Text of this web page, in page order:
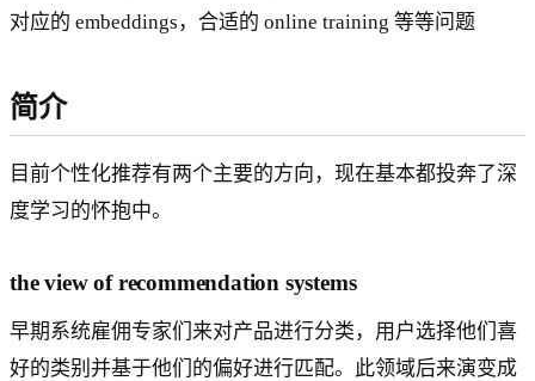
对应的 embeddings，合适的 online training 等等问题
简介
目前个性化推荐有两个主要的方向，现在基本都投奔了深
度学习的怀抱中。
the view of recommendation systems
早期系统雇佣专家们来对产品进行分类，用户选择他们喜
好的类别并基于他们的偏好进行匹配。此领域后来演变成